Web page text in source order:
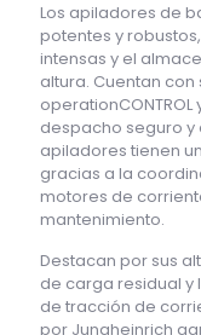
Los apiladores de
potentes y
intensas y el
altura. Cuentan
operationCONTROL
despacho seguro y
apiladores tienen
gracias a la
motores de
mantenimiento.
Destacan por sus
de carga residual y
de tracción de
por Jungheinrich